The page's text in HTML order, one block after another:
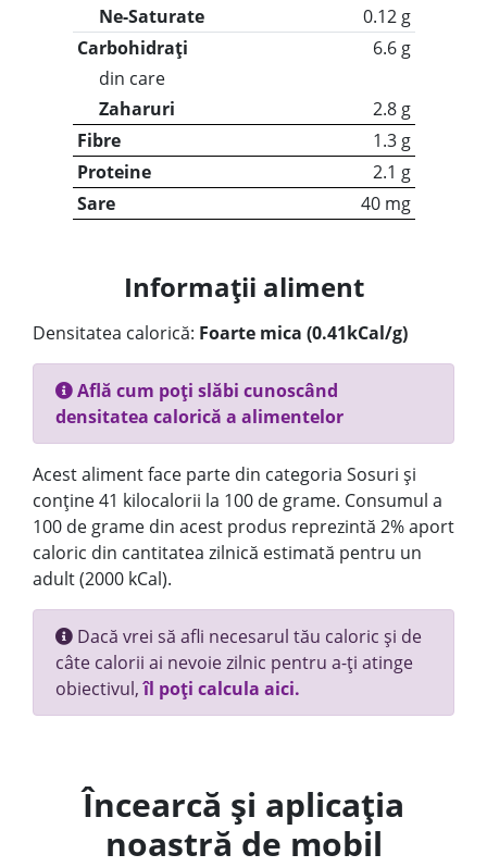
Ne-Saturate
0.12 g
Carbohidrați
6.6 g
din care
Zaharuri
2.8 g
Fibre
1.3 g
Proteine
2.1 g
Sare
40 mg
Informații aliment
Densitatea calorică: Foarte mica (0.41kCal/g)
Află cum poți slăbi cunoscând
densitatea calorică a alimentelor
Acest aliment face parte din categoria Sosuri și
conține 41 kilocalorii la 100 de grame. Consumul a
100 de grame din acest produs reprezintă 2% aport
caloric din cantitatea zilnică estimată pentru un
adult (2000 kCal).
Dacă vrei să afli necesarul tău caloric și de
câte calorii ai nevoie zilnic pentru a-ți atinge
obiectivul,îl poți calcula aici.
Încearcă și aplicația
noastră de mobil